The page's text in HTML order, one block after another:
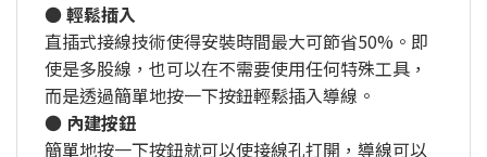
●輕鬆插入
直插式接線技術使得安裝時間最大可節省50%。即
使是多股線，也可以在不需要使用任何特殊工具，
而是透過簡單地按一下按鈕輕鬆插入導線。
● 內建按鈕
簡單地按一下按鈕就可以使接線孔打開，導線可以